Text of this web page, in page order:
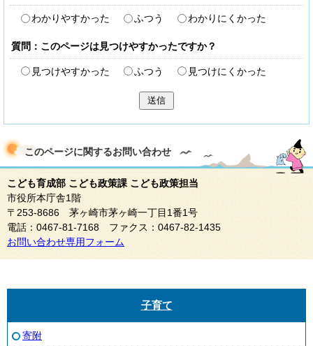
わかりやすかった ふつう わかりにくかった
質問：このページは見つけやすかったですか？
見つけやすかった ふつう 見つけにくかった
送信
このページに関するお問い合わせ
こども育成部 こども政策課 こども政策担当
市役所本庁舎1階
〒253-8686 茅ヶ崎市茅ヶ崎一丁目1番1号
電話：0467-81-7168 ファクス：0467-82-1435
お問い合わせ専用フォーム
子育て
寄附